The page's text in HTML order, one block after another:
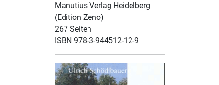
Manutius Verlag Heidelberg
(Edition Zeno)
267 Seiten
ISBN 978-3-944512-12-9